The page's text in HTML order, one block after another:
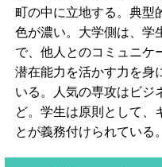
町の中に立地する。典型
色が濃い。大学側は、学
で、他人とのコミュニケ
潜在能力を活かす力を身
いる。人気の専攻はビジ
ど。学生は原則として、
とが義務付けられている。